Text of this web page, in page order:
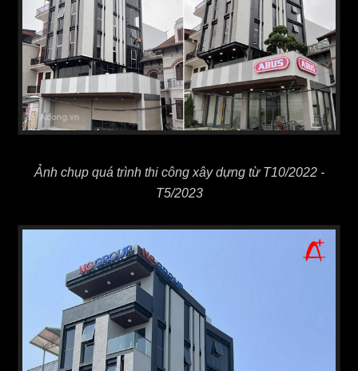
Ảnh chụp quá trình thi công xây dựng từ T10/2022 -
T5/2023